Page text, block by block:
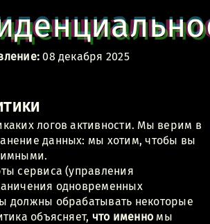
08 декабря 2025
логов активности. Мы верим в
данных: мы хотим, чтобы вы
сервиса (управления
одновременных
должны обрабатывать некоторые
объясняет, что именно мы